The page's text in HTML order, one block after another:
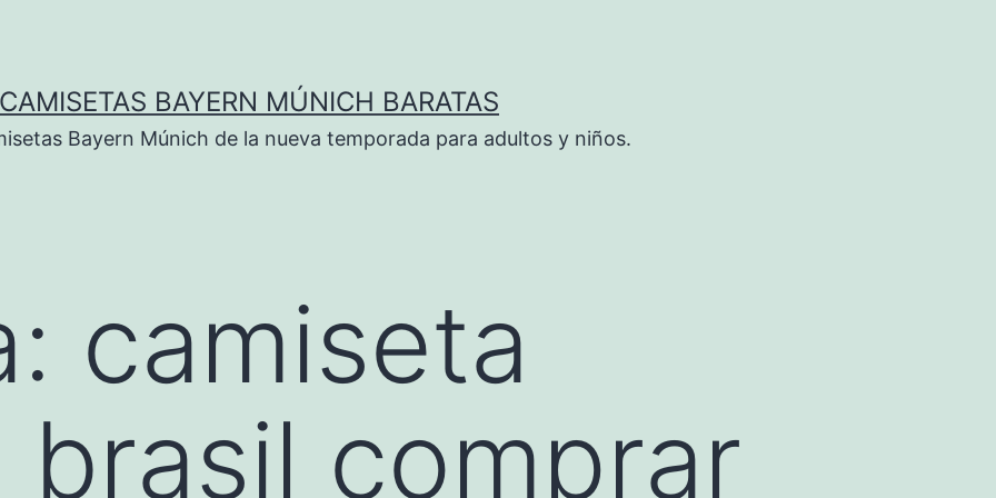
CAMISETAS BAYERN MÚNICH BARATAS
Bayern Múnich de la nueva temporada para adultos y niños.
camiseta
brasil comprar